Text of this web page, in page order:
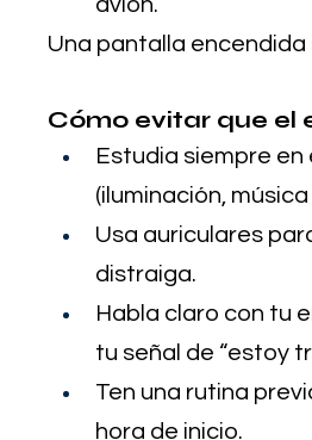
avión.
Una pantalla encendida
Cómo evitar que el
Estudia siempre
(iluminación,
Usa auriculares
distraiga.
Habla claro con tu
tu señal de “estoy
Ten una rutina
hora de inicio.